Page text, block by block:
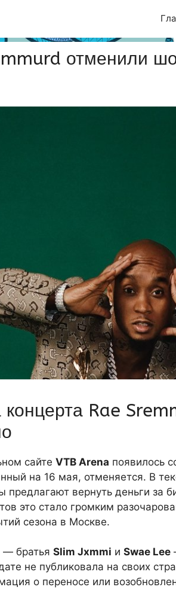
отменили
Rae
сайте VTB Arena появилось
на 16 мая, отменяется. В
предлагают вернуть деньги
это стало громким
сезона в Москве.
— братья Slim Jxmmi и Swae Lee
не публиковала на своих
о переносе или